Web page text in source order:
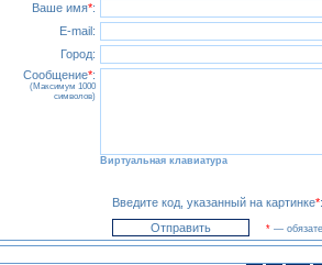
Ваше имя*:
E-mail:
Город:
Сообщение*:
(Максимум 1000
символов)
Виртуальная клавиатура
Введите код, указанный на картинке*
*—